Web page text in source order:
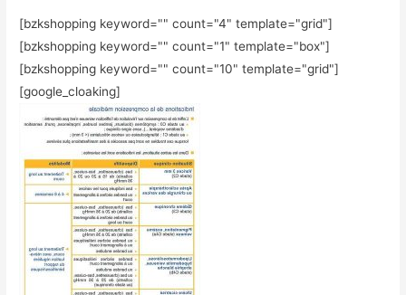
[bzkshopping keyword="" count="4" template="grid"]
[bzkshopping keyword="" count="1" template="box"]
[bzkshopping keyword="" count="10" template="grid"]
[google_cloaking]